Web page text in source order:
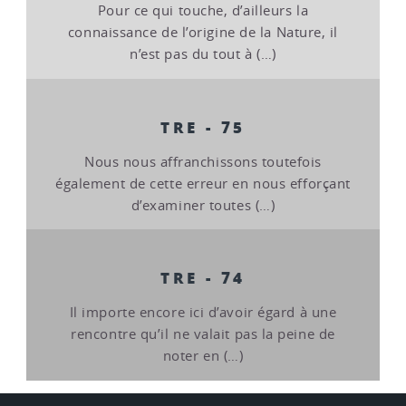
Pour ce qui touche, d’ailleurs la
connaissance de l’origine de la Nature, il
n’est pas du tout à (…)
TRE - 75
Nous nous affranchissons toutefois
également de cette erreur en nous efforçant
d’examiner toutes (…)
TRE - 74
Il importe encore ici d’avoir égard à une
rencontre qu’il ne valait pas la peine de
noter en (…)